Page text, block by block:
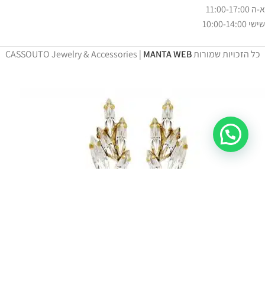
א-ה 11:00-17:00
שישי 10:00-14:00
כל הזכויות שמורות CASSOUTO Jewelry & Accessories |MANTA WEB